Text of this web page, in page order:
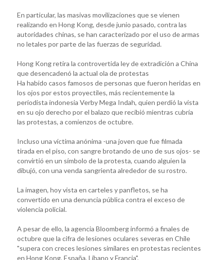
En particular, las masivas movilizaciones que se vienen
realizando en Hong Kong, desde junio pasado, contra las
autoridades chinas, se han caracterizado por el uso de armas
no letales por parte de las fuerzas de seguridad.
Hong Kong retira la controvertida ley de extradición a China
que desencadenó la actual ola de protestas
Ha habido casos famosos de personas que fueron heridas en
los ojos por estos proyectiles, más recientemente la
periodista indonesia Verby Mega Indah, quien perdió la vista
en su ojo derecho por el balazo que recibió mientras cubría
las protestas, a comienzos de octubre.
Incluso una víctima anónima -una joven que fue filmada
tirada en el piso, con sangre brotando de uno de sus ojos- se
convirtió en un símbolo de la protesta, cuando alguien la
dibujó, con una venda sangrienta alrededor de su rostro.
La imagen, hoy vista en carteles y panfletos, se ha
convertido en una denuncia pública contra el exceso de
violencia policial.
A pesar de ello, la agencia Bloomberg informó a finales de
octubre que la cifra de lesiones oculares severas en Chile
"supera con creces lesiones similares en protestas recientes
en Hong Kong, España, Líbano y Francia".